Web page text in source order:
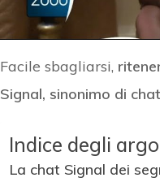
Facile sbagliarsi,
Signal, sinonimo di
Indice degli
La chat Signal dei